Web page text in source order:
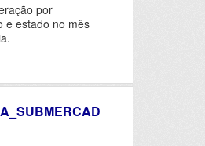
por
e estado no mês